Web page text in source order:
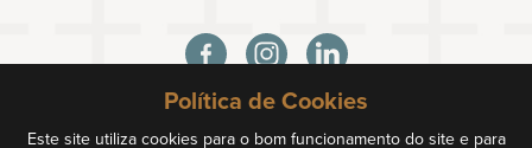
Política de Cookies
Este site utiliza cookies para o bom funcionamento do site e para
Política de Privacidade Termos e Condições